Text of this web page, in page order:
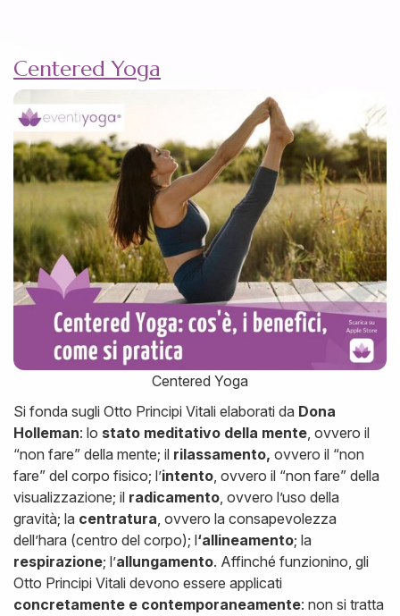
Centered Yoga
Centered Yoga
Si fonda sugli Otto Principi Vitali elaborati da Dona
Holleman: lo stato meditativo della mente, ovvero il
“non fare” della mente; il rilassamento, ovvero il “non
fare” del corpo fisico; l’intento, ovvero il “non fare” della
visualizzazione; il radicamento, ovvero l’uso della
gravità; la centratura, ovvero la consapevolezza
dell’hara (centro del corpo); l‘allineamento; la
respirazione; l’allungamento. Affinché funzionino, gli
Otto Principi Vitali devono essere applicati
concretamente e contemporaneamente: non si tratta